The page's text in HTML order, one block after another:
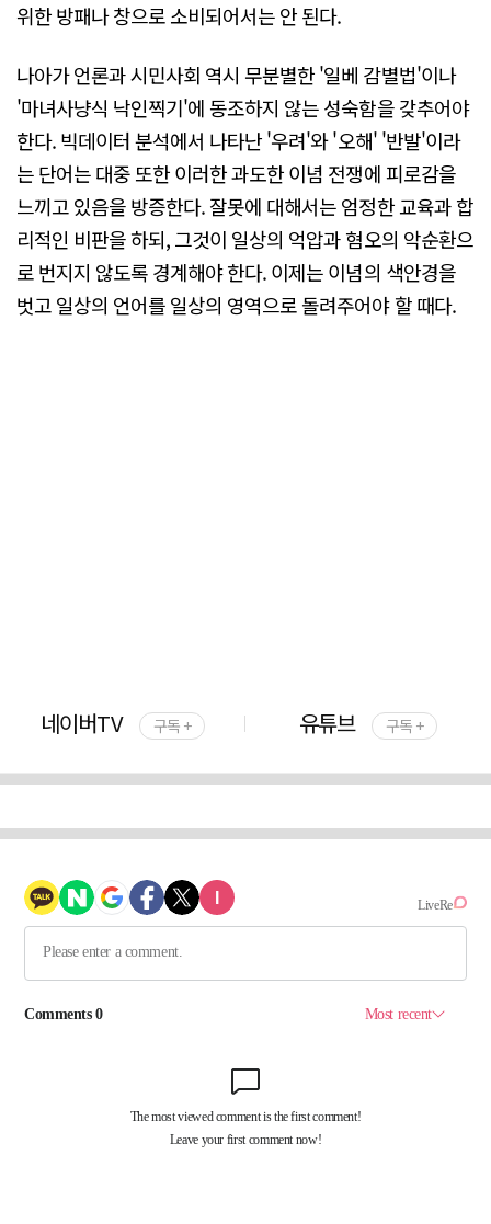
위한 방패나 창으로 소비되어서는 안 된다.
나아가 언론과 시민사회 역시 무분별한 '일베 감별법'이나
'마녀사냥식 낙인찍기'에 동조하지 않는 성숙함을 갖추어야
한다. 빅데이터 분석에서 나타난 '우려'와 '오해' '반발'이라
는 단어는 대중 또한 이러한 과도한 이념 전쟁에 피로감을
느끼고 있음을 방증한다. 잘못에 대해서는 엄정한 교육과 합
리적인 비판을 하되, 그것이 일상의 억압과 혐오의 악순환으
로 번지지 않도록 경계해야 한다. 이제는 이념의 색안경을
벗고 일상의 언어를 일상의 영역으로 돌려주어야 할 때다.
네이버TV 구독 + 유튜브 구독 +